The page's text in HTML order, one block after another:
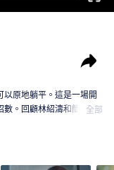
原地躺平。這是一場開
數。回顧林紹濤和簡艾的
舒適圈。關於離婚的原
大理，卻因為以前的工作
全部